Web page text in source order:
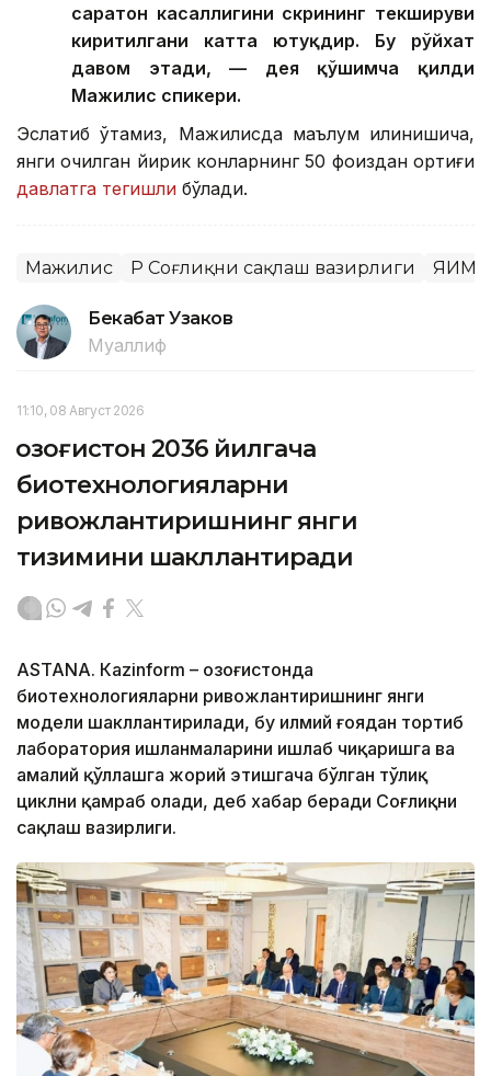
саратон касаллигини скрининг текшируви
киритилгани катта ютуқдир. Бу рўйхат
давом этади, — дея қўшимча қилди
Мажилис спикери.
Эслатиб ўтамиз, Мажилисда маълум қилинишича,
янги очилган йирик конларнинг 50 фоиздан ортиғи
давлатга тегишли бўлади.
Мажилис ҚР Соғлиқни сақлаш вазирлиги ЯИМ
Бекабат Узаков
Муаллиф
11:10, 08 Август 2026
Қозоғистон 2036 йилгача
биотехнологияларни
ривожлантиришнинг янги
тизимини шакллантиради
ASTANА. Кazinform – Қозоғистонда
биотехнологияларни ривожлантиришнинг янги
модели шакллантирилади, бу илмий ғоядан тортиб
лаборатория ишланмаларини ишлаб чиқаришга ва
амалий қўллашга жорий этишгача бўлган тўлиқ
циклни қамраб олади, деб хабар беради Соғлиқни
сақлаш вазирлиги.